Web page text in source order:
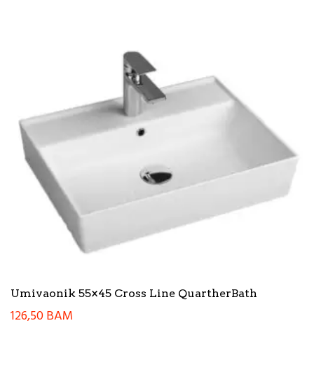
Umivaonik 55×45 Cross Line QuartherBath
126,50BAM